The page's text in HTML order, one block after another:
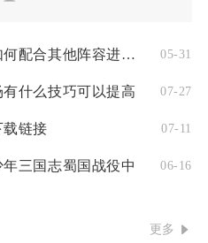
少年三国志新群雄阵容如何配合其他阵容进行联动 05-31
什么技巧可以提高 07-27
载链接 07-11
三国志蜀国战役中 06-16
更多